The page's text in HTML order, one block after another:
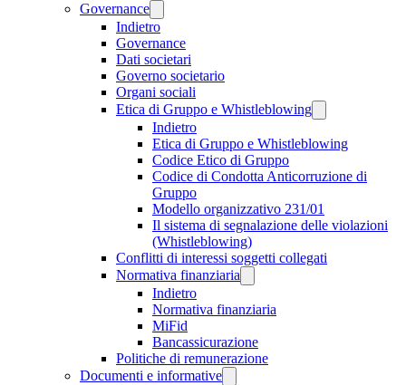
Governance
Indietro
Governance
Dati societari
Governo societario
Organi sociali
Etica di Gruppo e Whistleblowing
Indietro
Etica di Gruppo e Whistleblowing
Codice Etico di Gruppo
Codice di Condotta Anticorruzione di
Gruppo
Modello organizzativo 231/01
Il sistema di segnalazione delle violazioni
(Whistleblowing)
Conflitti di interessi soggetti collegati
Normativa finanziaria
Indietro
Normativa finanziaria
MiFid
Bancassicurazione
Politiche di remunerazione
Documenti e informative